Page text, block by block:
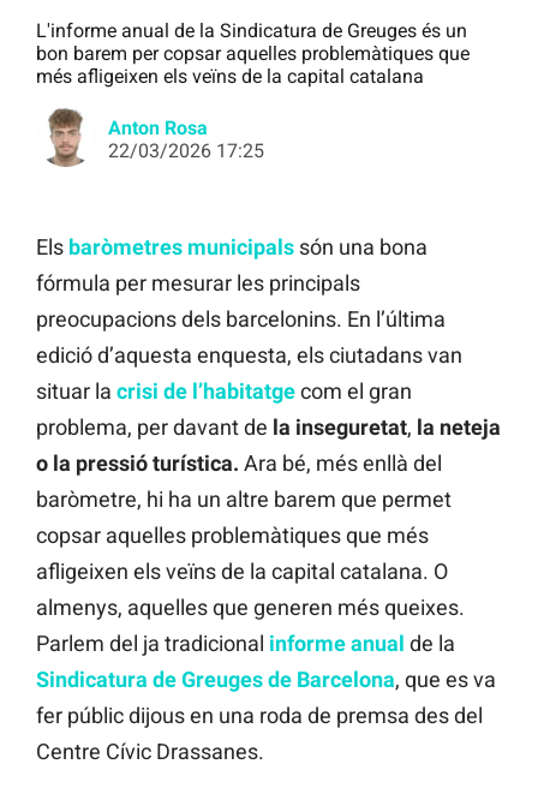
L'informe anual de la Sindicatura de Greuges és un
bon barem per copsar aquelles problemàtiques que
més afligeixen els veïns de la capital catalana
Anton Rosa
22/03/2026 17:25
Els baròmetres municipals són una bona
fórmula per mesurar les principals
preocupacions dels barcelonins. En l’última
edició d’aquesta enquesta, els ciutadans van
situar la crisi de l’habitatgecom el gran
problema, per davant de la inseguretat, la neteja
o la pressióturística. Ara bé, més enllà del
baròmetre, hi ha un altre barem que permet
copsar aquelles problemàtiques que més
afligeixen els veïns de la capital catalana. O
almenys, aquelles que generen més queixes.
Parlem del ja tradicional informeanual de la
Sindicatura de Greuges de Barcelona, que es va
fer públic dijous en una roda de premsa des del
Centre Cívic Drassanes.